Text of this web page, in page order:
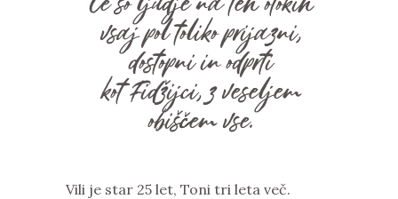
vsaj pol toliko prijazni,
dostopni in odprti
kot Fidžijci, z veseljem
obiščem vse.
Vili je star 25 let, Toni tri leta več.